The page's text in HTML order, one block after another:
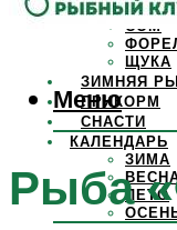
СОМ
ЩУКА
ЗИМНЯЯ
ПРИКОРМ
СНАСТИ
КАЛЕНДАРЬ
ЗИМА
ЛЕТО
Меню
Рыба